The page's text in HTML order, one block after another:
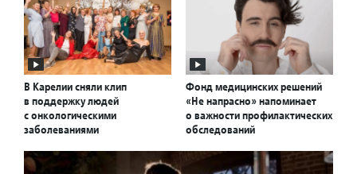
В Карелии сняли клип
в поддержку людей
с онкологическими
заболеваниями
Фонд медицинских решений
«Не напрасно» напоминает
о важности профилактических
обследований